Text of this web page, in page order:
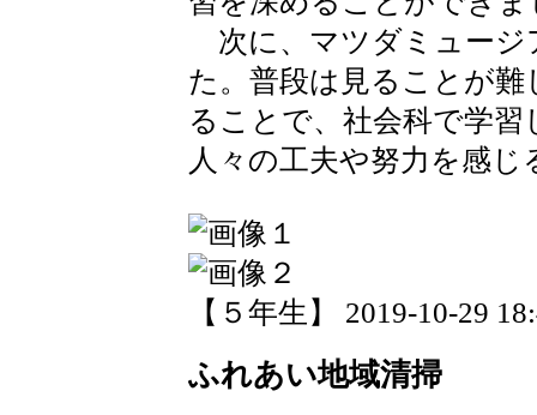
次に、マツダミュージ
た。普段は見ることが
ることで、社会科で学
人々の工夫や努力を感
【５年生】 2019-10-29
ふれあい地域清掃